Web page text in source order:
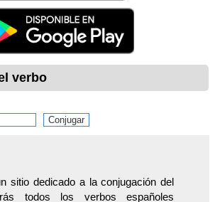
verbo
sitio dedicado a la conjugación del
todos los verbos españoles